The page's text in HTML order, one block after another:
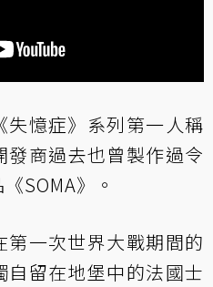
失憶症》系列第一人稱
商過去也曾製作過令
SOMA》。
一次世界大戰期間的
留在地堡中的法國士